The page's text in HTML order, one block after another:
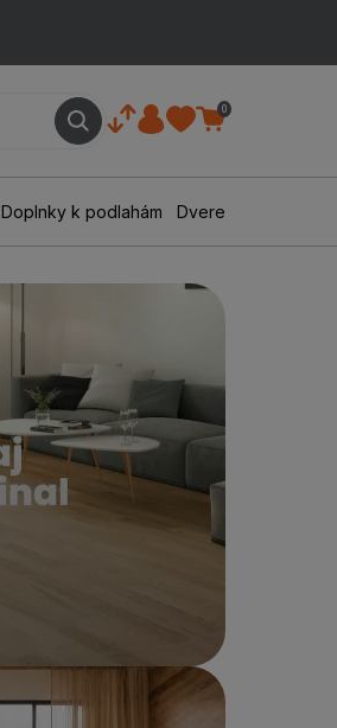
0
Doplnky k podlahám Dvere